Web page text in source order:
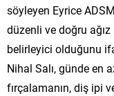
söyleyen Eyrice
düzenli ve doğru ağız
belirleyici olduğunu
Nihal Salı, günde en
fırçalamanın, diş ipi